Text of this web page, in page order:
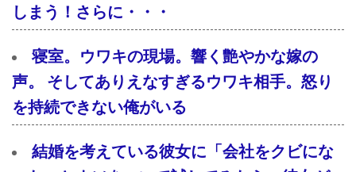
しまう！さらに・・・
寝室。ウワキの現場。響く艶やかな嫁の
声。 そしてありえなすぎるウワキ相手。怒り
を持続できない俺がいる
結婚を考えている彼女に「会社をクビにな